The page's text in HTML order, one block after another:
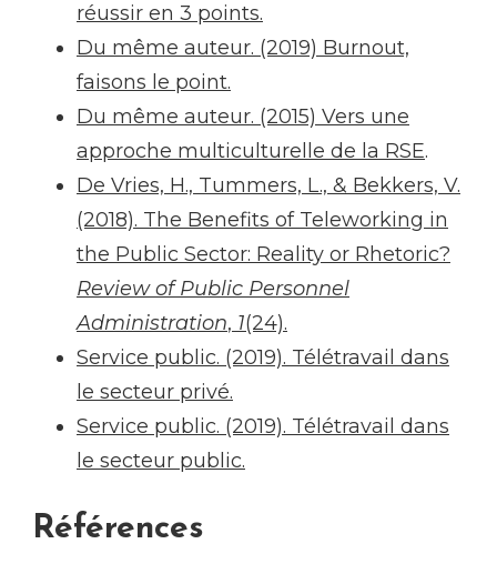
réussir en 3 points.
Du même auteur. (2019) Burnout,
faisons le point.
Du même auteur. (2015) Vers une
approche multiculturelle de la RSE.
De Vries, H., Tummers, L., & Bekkers, V.
(2018). The Benefits of Teleworking in
the Public Sector: Reality or Rhetoric?
Review of Public Personnel
Administration, 1(24).
Service public. (2019). Télétravail dans
le secteur privé.
Service public. (2019). Télétravail dans
le secteur public.
Références